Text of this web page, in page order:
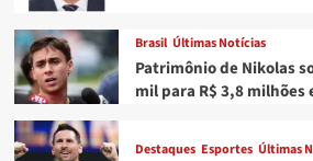
Brasil Últimas Notícias
Patrimônio de Nikolas
mil para R$ 3,8 milhões
Destaques Esportes Últimas